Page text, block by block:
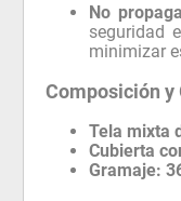
No
seguridad
minimizar
Composición y
Tela mixta
Cubierta
Gramaje: